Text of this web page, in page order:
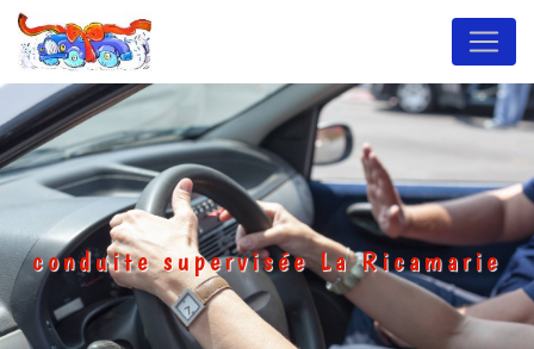
Panneau de gestion des cookies
conduite supervisée La Ricamarie